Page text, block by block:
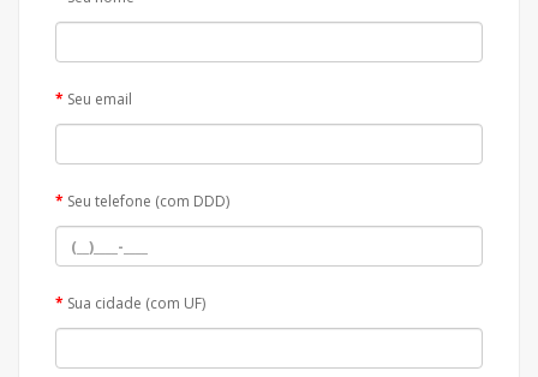
Seu email
Seu telefone (com DDD)
Sua cidade (com UF)